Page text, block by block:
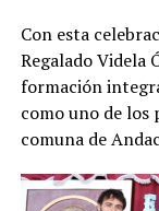
Con esta
Regalado Videla
formación
como uno de los
comuna de